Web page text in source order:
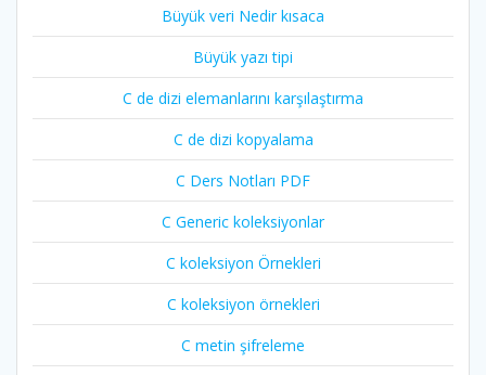
Büyük veri Nedir kısaca
Büyük yazı tipi
C de dizi elemanlarını karşılaştırma
C de dizi kopyalama
C Ders Notları PDF
C Generic koleksiyonlar
C koleksiyon Örnekleri
C koleksiyon örnekleri
C metin şifreleme